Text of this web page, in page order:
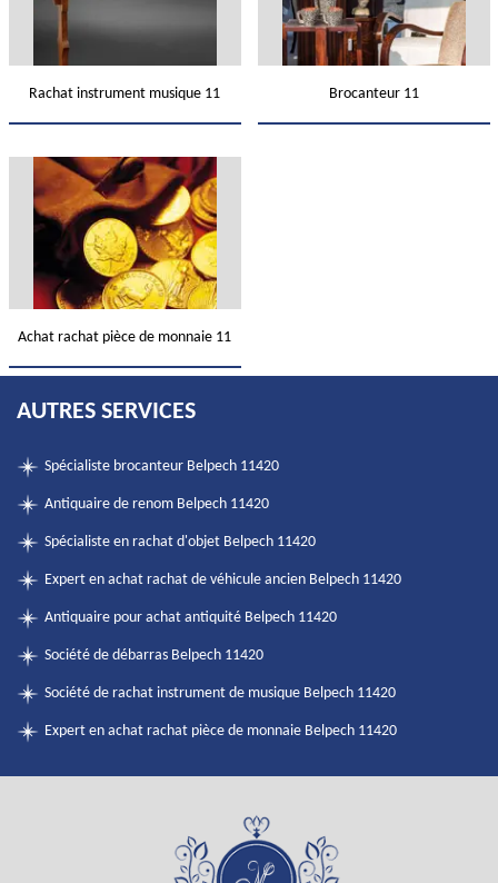
Rachat instrument musique 11 Brocanteur 11
Achat rachat pièce de monnaie 11
AUTRES SERVICES
Spécialiste brocanteur Belpech 11420
Antiquaire de renom Belpech 11420
Spécialiste en rachat d'objet Belpech 11420
Expert en achat rachat de véhicule ancien Belpech 11420
Antiquaire pour achat antiquité Belpech 11420
Société de débarras Belpech 11420
Société de rachat instrument de musique Belpech 11420
Expert en achat rachat pièce de monnaie Belpech 11420